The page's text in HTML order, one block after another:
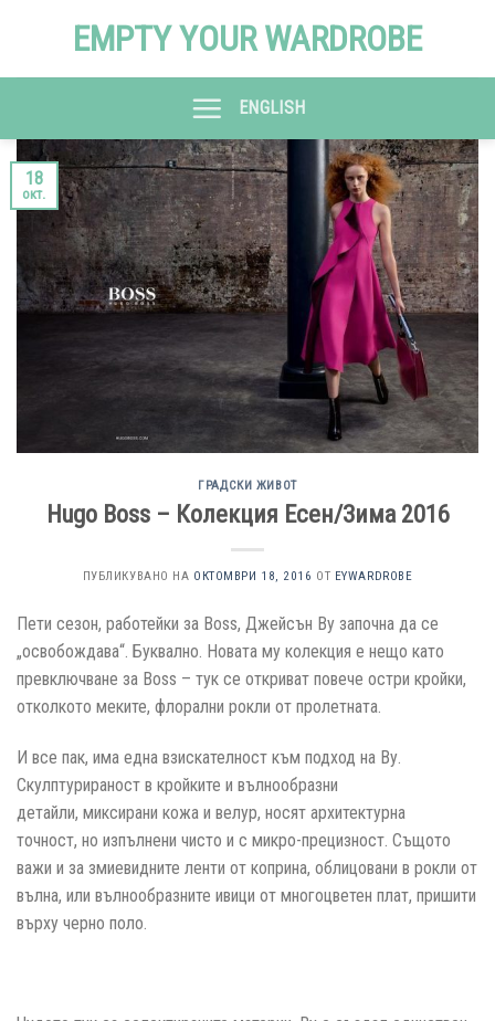
EMPTY YOUR WARDROBE
ENGLISH
18
окт.
ГРАДСКИ ЖИВОТ
Hugo Boss – Колекция Есен/Зима 2016
ПУБЛИКУВАНО НА ОКТОМВРИ 18, 2016 ОТ EYWARDROBE
Пети сезон, работейки за Boss, Джейсън Ву започна да се
„освобождава“. Буквално. Новата му колекция е нещо като
превключване за Boss – тук се откриват повече остри кройки,
отколкото меките, флорални рокли от пролетната.
И все пак, има една взискателност към подход на Ву.
Скулптурираност в кройките и вълнообразни
детайли, миксирани кожа и велур, носят архитектурна
точност, но изпълнени чисто и с микро-прецизност. Същото
важи и за змиевидните ленти от коприна, облицовани в рокли от
вълна, или вълнообразните ивици от многоцветен плат, пришити
върху черно поло.